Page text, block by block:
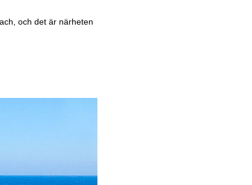
och det är närheten